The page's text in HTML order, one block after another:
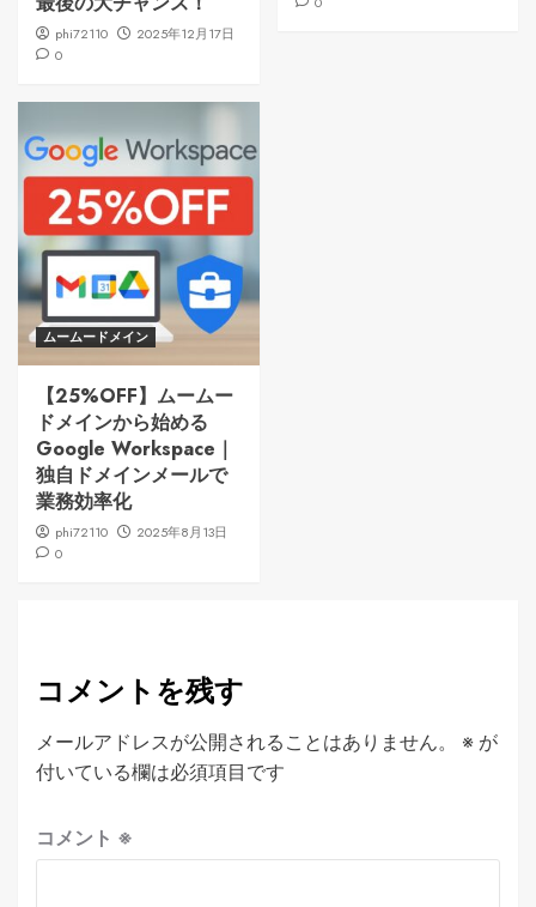
phi72110
2025年12月17日
0
ムームードメイン
【25%OFF】ムームー
ドメインから始める
Google Workspace｜
独自ドメインメールで
業務効率化
phi72110
2025年8月13日
0
コメントを残す
メールアドレスが公開されることはありません。 ※ が
付いている欄は必須項目です
コメント ※